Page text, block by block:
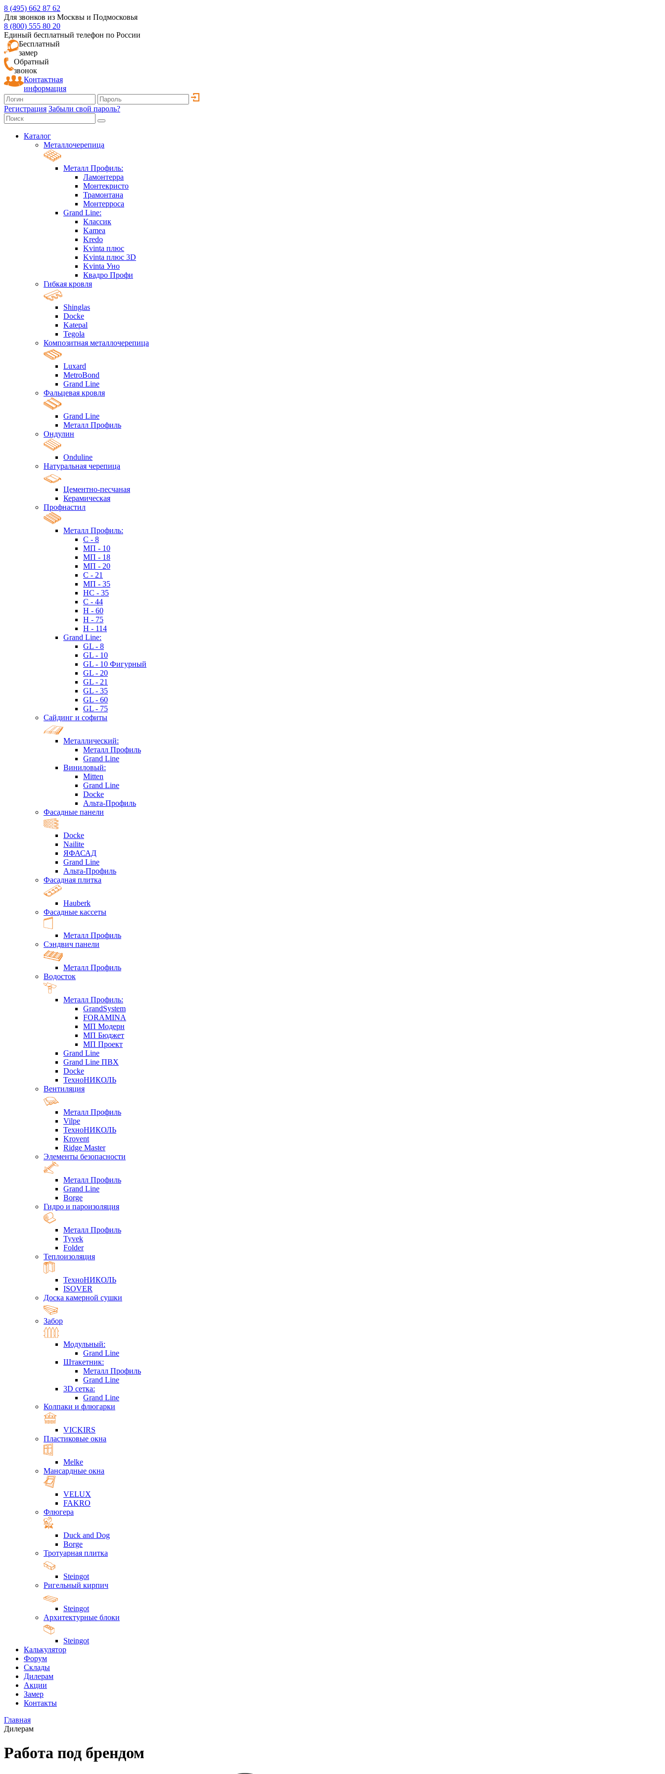
8 (495) 662 87 62
Для звонков из Москвы и Подмосковья
8 (800) 555 80 20
Единый бесплатный телефон по России
Бесплатный
замер
Обратный
звонок
Контактная
информация
Регистрация Забыли свой пароль?
Каталог
Металлочерепица
Металл Профиль:
Ламонтерра
Монтекристо
Трамонтана
Монтерроса
Grand Line:
Классик
Kamea
Kredo
Kvinta плюс
Kvinta плюс 3D
Kvinta Уно
Квадро Профи
Гибкая кровля
Shinglas
Docke
Katepal
Tegola
Композитная металлочерепица
Luxard
MetroBond
Grand Line
Фальцевая кровля
Grand Line
Металл Профиль
Ондулин
Onduline
Натуральная черепица
Цементно-песчаная
Керамическая
Профнастил
Металл Профиль:
C - 8
МП - 10
МП - 18
МП - 20
C - 21
МП - 35
HC - 35
C - 44
H - 60
H - 75
H - 114
Grand Line:
GL - 8
GL - 10
GL - 10 Фигурный
GL - 20
GL - 21
GL - 35
GL - 60
GL - 75
Сайдинг и софиты
Металлический:
Металл Профиль
Grand Line
Виниловый:
Mitten
Grand Line
Docke
Альта-Профиль
Фасадные панели
Docke
Nailite
ЯФАСАД
Grand Line
Альта-Профиль
Фасадная плитка
Hauberk
Фасадные кассеты
Металл Профиль
Сэндвич панели
Металл Профиль
Водосток
Металл Профиль:
GrandSystem
FORAMINA
МП Модерн
МП Бюджет
МП Проект
Grand Line
Grand Line ПВХ
Docke
ТехноНИКОЛЬ
Вентиляция
Металл Профиль
Vilpe
ТехноНИКОЛЬ
Krovent
Ridge Master
Элементы безопасности
Металл Профиль
Grand Line
Borge
Гидро и пароизоляция
Металл Профиль
Tyvek
Folder
Теплоизоляция
ТехноНИКОЛЬ
ISOVER
Доска камерной сушки
Забор
Модульный:
Grand Line
Штакетник:
Металл Профиль
Grand Line
3D сетка:
Grand Line
Колпаки и флюгарки
VICKIRS
Пластиковые окна
Melke
Мансардные окна
VELUX
FAKRO
Флюгера
Duck and Dog
Borge
Тротуарная плитка
Steingot
Ригельный кирпич
Steingot
Архитектурные блоки
Steingot
Калькулятор
Форум
Склады
Дилерам
Акции
Замер
Контакты
Главная
Дилерам
Работа под брендом